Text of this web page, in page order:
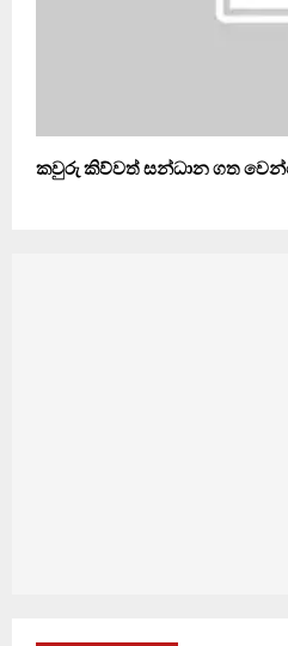
කවුරු කිව්වත් සන්ධාන ගත